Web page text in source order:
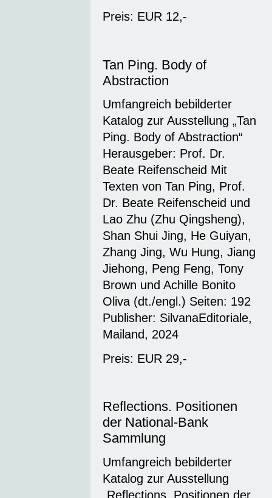
Preis: EUR 12,-
Tan Ping. Body of
Abstraction
Umfangreich bebilderter
Katalog zur Ausstellung „Tan
Ping. Body of Abstraction“
Herausgeber: Prof. Dr.
Beate Reifenscheid Mit
Texten von Tan Ping, Prof.
Dr. Beate Reifenscheid und
Lao Zhu (Zhu Qingsheng),
Shan Shui Jing, He Guiyan,
Zhang Jing, Wu Hung, Jiang
Jiehong, Peng Feng, Tony
Brown und Achille Bonito
Oliva (dt./engl.) Seiten: 192
Publisher: SilvanaEditoriale,
Mailand, 2024
Preis: EUR 29,-
Reflections. Positionen
der National-Bank
Sammlung
Umfangreich bebilderter
Katalog zur Ausstellung
„Reflections. Positionen der